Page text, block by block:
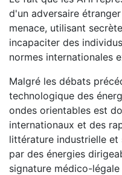
d'un adversaire
menace, utilisant
incapaciter des
normes internationales
Malgré les débats
technologique des
ondes orientables est
internationaux et des
littérature industrielle et
par des énergies
signature médico-